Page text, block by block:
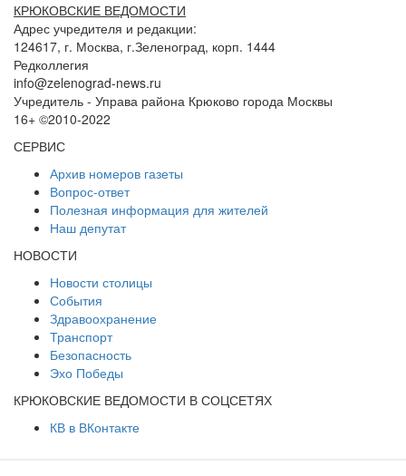
КРЮКОВСКИЕ ВЕДОМОСТИ
Адрес учредителя и редакции:
124617, г. Москва, г.Зеленоград, корп. 1444
Редколлегия
info@zelenograd-news.ru
Учредитель - Управа района Крюково города Москвы
16+ ©2010-2022
СЕРВИС
Архив номеров газеты
Вопрос-ответ
Полезная информация для жителей
Наш депутат
НОВОСТИ
Новости столицы
События
Здравоохранение
Транспорт
Безопасность
Эхо Победы
КРЮКОВСКИЕ ВЕДОМОСТИ В СОЦСЕТЯХ
КВ в ВКонтакте